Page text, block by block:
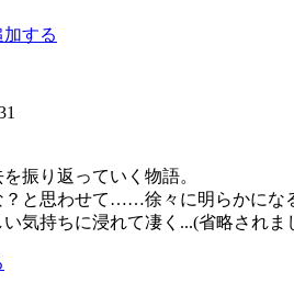
する
振り返っていく物語。
と思わせて……徐々に明らかにな
気持ちに浸れて凄く...(省略されま